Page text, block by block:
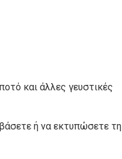
και άλλες γευστικές
ή να εκτυπώσετε τη